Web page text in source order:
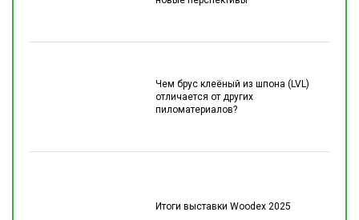
Чем брус клеёный из шпона (LVL)
отличается от других
пиломатериалов?
Итоги выставки Woodex 2025